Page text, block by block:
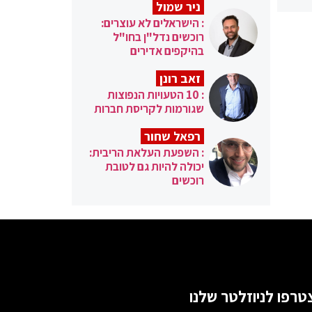
ניר שמול
: הישראלים לא עוצרים:
רוכשים נדל"ן בחו"ל
בהיקפים אדירים
זאב רונן
: 10 הטעויות הנפוצות
שגורמות לקריסת חברות
רפאל שחור
: השפעת העלאת הריבית:
יכולה להיות גם לטובת
רוכשים
לניוזלטר שלנו